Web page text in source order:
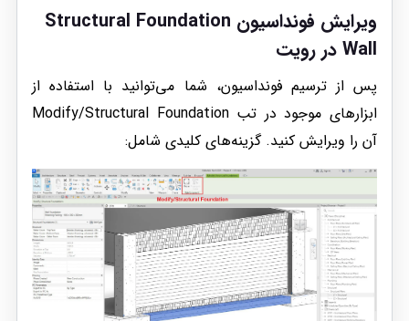
ویرایش فونداسیون Structural Foundation
Wall در رویت
پس از ترسیم فونداسیون، شما می‌توانید با استفاده از
ابزارهای موجود در تب Modify/Structural Foundation
آن را ویرایش کنید. گزینه‌های کلیدی شامل: